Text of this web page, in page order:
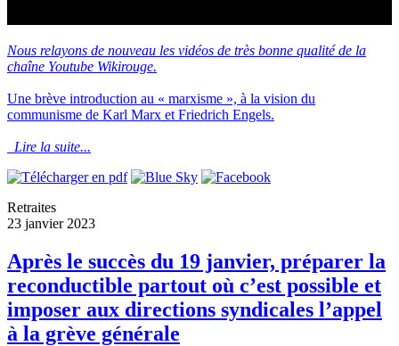
Nous relayons de nouveau les vidéos de très bonne qualité de la
chaîne Youtube Wikirouge.
Une brève introduction au « marxisme », à la vision du
communisme de Karl Marx et Friedrich Engels.
Lire la suite...
Retraites
23 janvier 2023
Après le succès du 19 janvier, préparer la
reconductible partout où c’est possible et
imposer aux directions syndicales l’appel
à la grève générale